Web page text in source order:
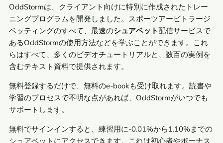
OddStormは、クライアント向けに特別に作成されたトレー
ニングプログラムを開発しました。スポーツアービトラージ
ベッティングのすべて、最速のシュアベット配信サービスで
あるOddStormの使用方法などを学ぶことができます。これ
らはすべて、多くのビデオチュートリアルと、数百の実例を
含むテキスト資料で提供されます。
無料登録するだけで、無料のe-bookも受け取れます。読書や
学習のプロセスで不明な点があれば、OddStormがいつでも
サポートします。
無料でサインインすると、練習用に-0.01%から1.10%までの